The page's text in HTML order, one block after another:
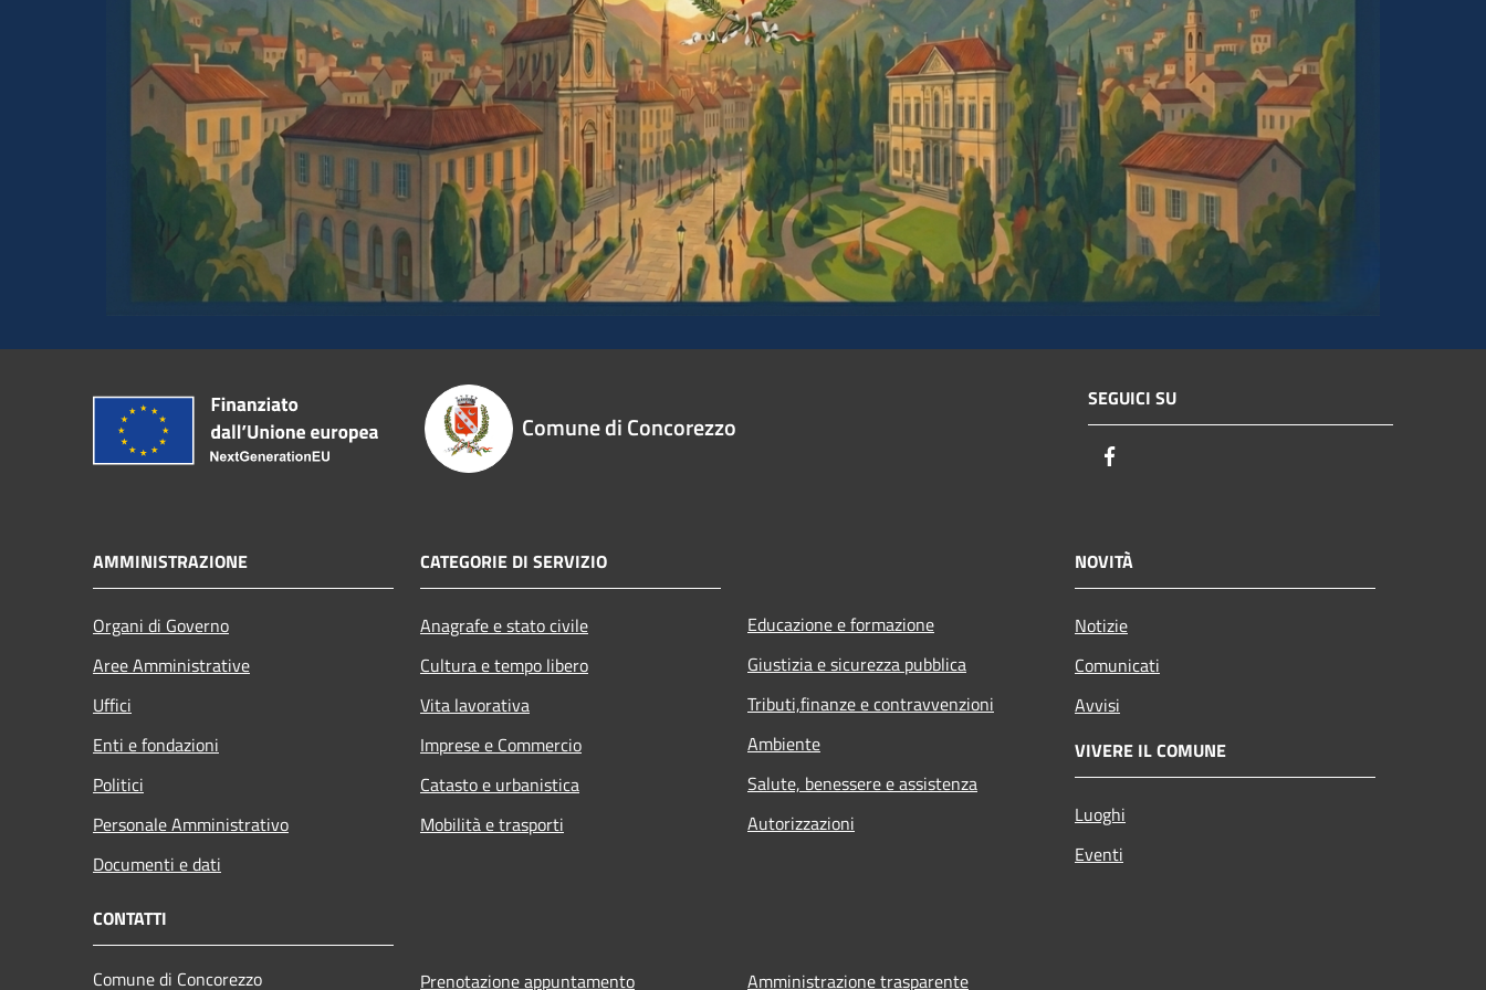
Comune di Concorezzo
SEGUICI SU
AMMINISTRAZIONE
Organi di Governo
Aree Amministrative
Uffici
Enti e fondazioni
Politici
Personale Amministrativo
Documenti e dati
CATEGORIE DI SERVIZIO
Anagrafe e stato civile
Cultura e tempo libero
Vita lavorativa
Imprese e Commercio
Catasto e urbanistica
Mobilità e trasporti
Educazione e formazione
Giustizia e sicurezza pubblica
Tributi,finanze e contravvenzioni
Ambiente
Salute, benessere e assistenza
Autorizzazioni
NOVITÀ
Notizie
Comunicati
Avvisi
VIVERE IL COMUNE
Luoghi
Eventi
CONTATTI
Comune di Concorezzo Prenotazione appuntamento Amministrazione trasparente